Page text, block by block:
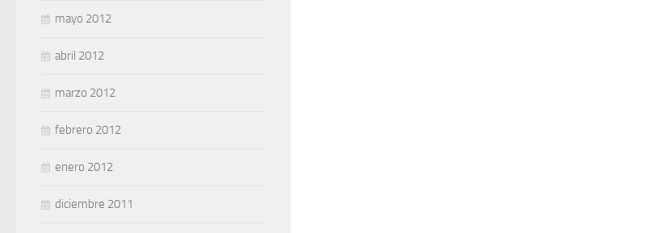
mayo 2012
abril 2012
marzo 2012
febrero 2012
enero 2012
diciembre 2011